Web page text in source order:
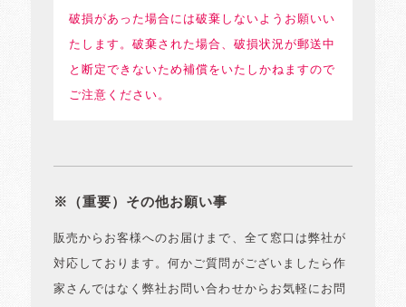
破損があった場合には破棄しないようお願いい
たします。破棄された場合、破損状況が郵送中
と断定できないため補償をいたしかねますので
ご注意ください。
※（重要）その他お願い事
販売からお客様へのお届けまで、全て窓口は弊社が
対応しております。何かご質問がございましたら作
家さんではなく弊社お問い合わせからお気軽にお問